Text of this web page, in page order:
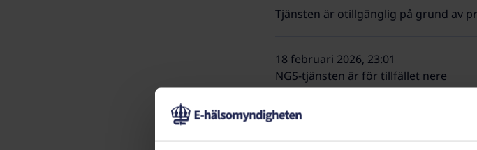
Tjänsten är otillgänglig på grund av
18 februari 2026, 23:01
NGS-tjänsten är för tillfället nere